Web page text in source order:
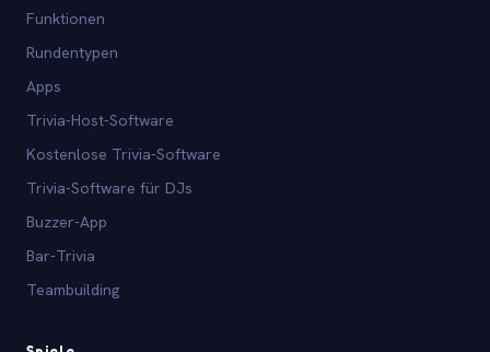
Funktionen
Rundentypen
Apps
Trivia-Host-Software
Kostenlose Trivia-Software
Trivia-Software für DJs
Buzzer-App
Bar-Trivia
Teambuilding